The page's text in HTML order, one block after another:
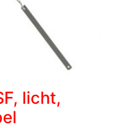
licht,